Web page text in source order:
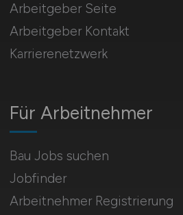
Für Arbeitnehmer
Bau Jobs suchen
Jobfinder
Arbeitnehmer Registrierung
Arbeitgeber Seite
Arbeitgeber Kontakt
Karrierenetzwerk